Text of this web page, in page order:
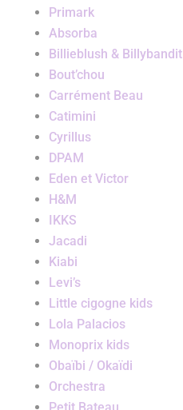
Primark
Absorba
Billieblush & Billybandit
Bout’chou
Carrément Beau
Catimini
Cyrillus
DPAM
Eden et Victor
H&M
IKKS
Jacadi
Kiabi
Levi’s
Little cigogne kids
Lola Palacios
Monoprix kids
Obaïbi / Okaïdi
Orchestra